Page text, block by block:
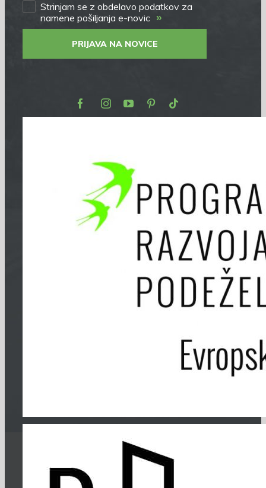
Strinjam se z obdelavo podatkov za
namene pošiljanja e-novic »
PRIJAVA NA NOVICE
FacebookInstagram
YoutubePinterest